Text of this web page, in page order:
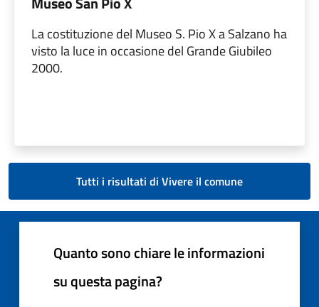
La costituzione del Museo S. Pio X a Salzano ha
visto la luce in occasione del Grande Giubileo
2000.
Tutti i risultati di Vivere il comune
Quanto sono chiare le informazioni
su questa pagina?